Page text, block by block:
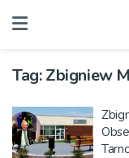
Tag:Zbigniew